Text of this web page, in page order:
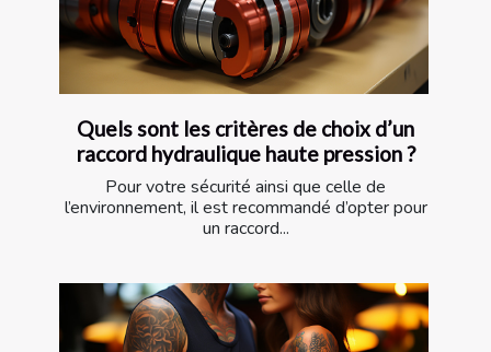
Quels sont les critères de choix d’un
raccord hydraulique haute pression ?
Pour votre sécurité ainsi que celle de
l’environnement, il est recommandé d’opter pour
un raccord...